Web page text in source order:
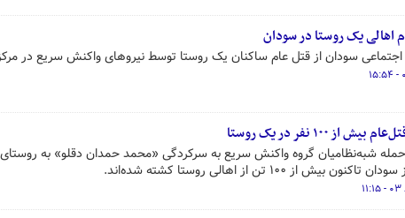
اهالی یک روستا در سودان
اجتماعی سودان از قتل عام ساکنان یک روستا توسط نیروهای واکنش سریع در
از ۱۰۰ نفر در یک روستا
شبه‌نظامیان گروه واکنش سریع به سرکردگی «محمد حمدان دقلو» به روستای
بیش از ۱۰۰ تن از اهالی روستا کشته شده‌اند.